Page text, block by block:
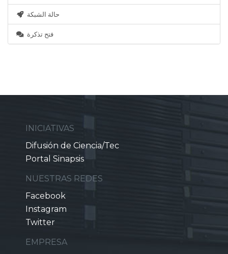
حالة الشبكة
فتح تذكرة
INICIATIVAS
Difusión de Ciencia/Tec
Portal Sinapsis
NUESTRAS REDES
Facebook
Instagram
Twitter
EMPRESA